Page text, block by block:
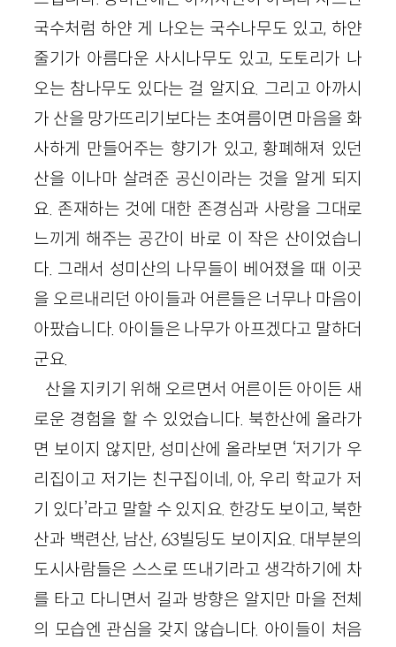
국수처럼 하얀 게 나오는 국수나무도 있고, 하얀
줄기가 아름다운 사시나무도 있고, 도토리가 나
오는 참나무도 있다는 걸 알지요. 그리고 아까시
가 산을 망가뜨리기보다는 초여름이면 마음을 화
사하게 만들어주는 향기가 있고, 황폐해져 있던
산을 이나마 살려준 공신이라는 것을 알게 되지
요. 존재하는 것에 대한 존경심과 사랑을 그대로
느끼게 해주는 공간이 바로 이 작은 산이었습니
다. 그래서 성미산의 나무들이 베어졌을 때 이곳
을 오르내리던 아이들과 어른들은 너무나 마음이
아팠습니다. 아이들은 나무가 아프겠다고 말하더
군요.
산을 지키기 위해 오르면서 어른이든 아이든 새
로운 경험을 할 수 있었습니다. 북한산에 올라가
면 보이지 않지만, 성미산에 올라보면 ‘저기가 우
리집이고 저기는 친구집이네, 아, 우리 학교가 저
기 있다’라고 말할 수 있지요. 한강도 보이고, 북한
산과 백련산, 남산, 63빌딩도 보이지요. 대부분의
도시사람들은 스스로 뜨내기라고 생각하기에 차
를 타고 다니면서 길과 방향은 알지만 마을 전체
의 모습엔 관심을 갖지 않습니다. 아이들이 처음